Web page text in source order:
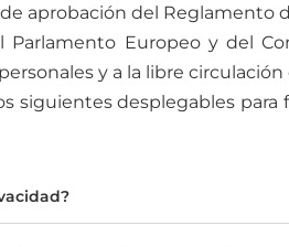
de aprobación del
Parlamento Europeo y del
y a la libre circulación
siguientes desplegables